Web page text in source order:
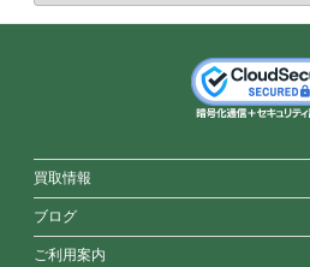
買取情報
ブログ
ご利用案内